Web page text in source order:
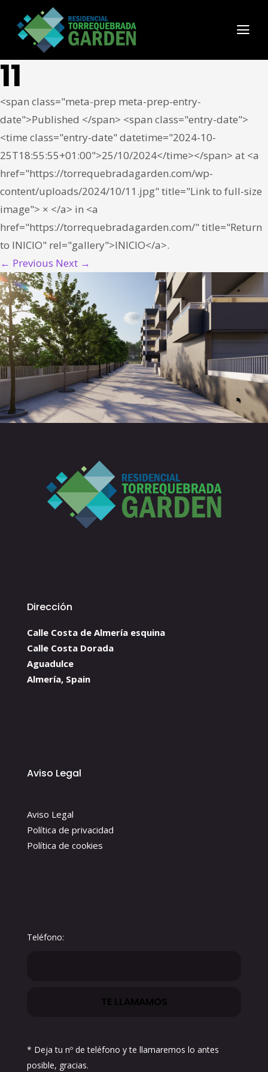
11
<span class="meta-prep meta-prep-entry-
date">Published </span> <span class="entry-date">
<time class="entry-date" datetime="2024-10-
25T18:55:55+01:00">25/10/2024</time></span> at <a
href="https://torrequebradagarden.com/wp-
content/uploads/2024/10/11.jpg" title="Link to full-size
image"> × </a> in <a
href="https://torrequebradagarden.com/" title="Return
to INICIO" rel="gallery">INICIO</a>.
← Previous Next →
Dirección
Calle Costa de Almería esquina
Calle Costa Dorada
Aguadulce
Almería, Spain
Aviso Legal
Aviso Legal
Política de privacidad
Política de cookies
Teléfono:
* Deja tu nº de teléfono y te llamaremos lo antes
posible, gracias.